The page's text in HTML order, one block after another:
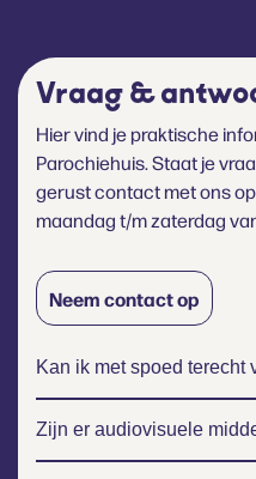
Vraag &
Hier vind je praktische
Parochiehuis. Staat je
gerust contact met ons
maandag t/m zaterdag
Neem contact op
Kan ik met spoed terecht
Zijn er audiovisuele